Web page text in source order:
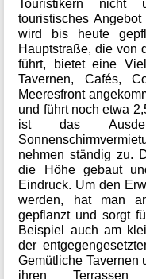
Touristikern nicht
touristisches
wird bis heute
Hauptstraße, die von
führt, bietet eine
Tavernen, Cafés,
Meeresfront
und führt noch etwa
ist das
nehmen ständig zu.
die Höhe gebaut
Eindruck. Um den
werden, hat man
gepflanzt und sorgt
Beispiel auch am
der
Gemütliche Tavernen
ihren